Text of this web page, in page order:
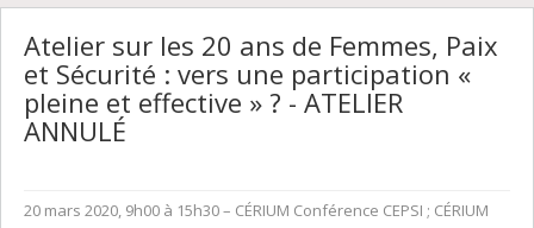
Atelier sur les 20 ans de Femmes, Paix
et Sécurité : vers une participation «
pleine et effective » ? - ATELIER
ANNULÉ
20 mars 2020, 9h00 à 15h30– CÉRIUM Conférence CEPSI ; CÉRIUM